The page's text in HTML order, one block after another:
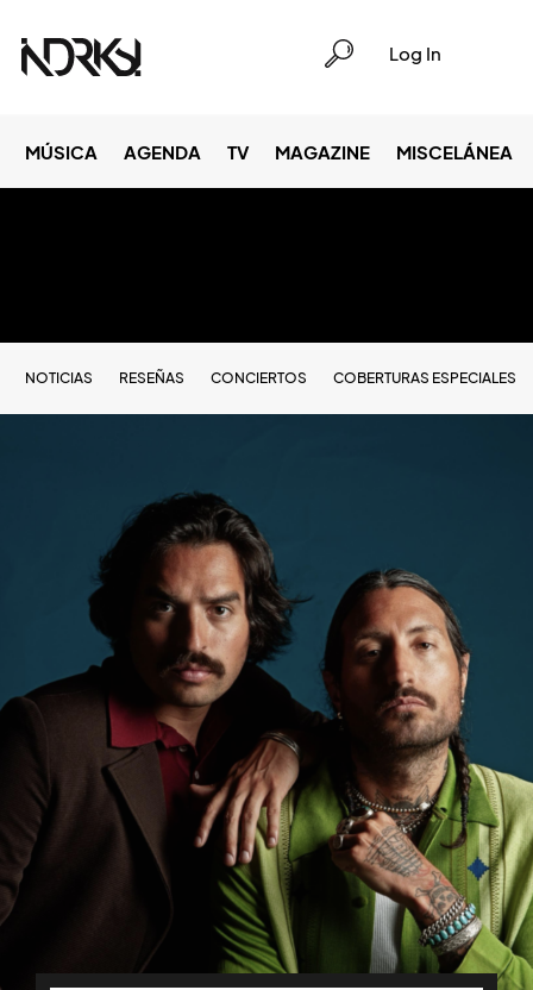
Log In
MÚSICA AGENDA TV MAGAZINE MISCELÁNEA
NOTICIAS RESEÑAS CONCIERTOS COBERTURAS ESPECIALES